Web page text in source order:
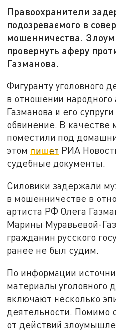
Правоохранители
подозреваемого в
мошенничества.
провернуть аферу
Газманова.
Фигуранту уголовного
в отношении народного
Газманова и его
обвинение. В качестве
поместили под
этом пишет РИА
судебные документы.
Силовики задержали
в мошенничестве в
артиста РФ Олега
Марины Муравьевой-
гражданин русского
ранее не был судим.
По информации
материалы уголовного
включают несколько
деятельности. Помимо
от действий